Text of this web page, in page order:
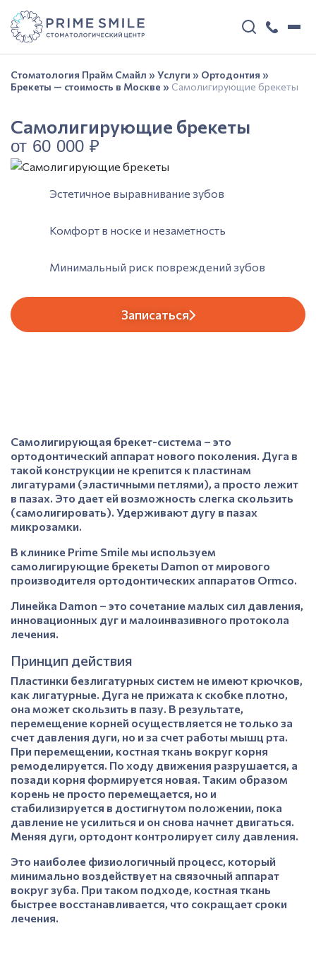
Стоматология Прайм Смайл »Услуги » Ортодонтия »
Брекеты — стоимость в Москве » Самолигирующие брекеты
Самолигирующие брекеты
от 60 000 ₽
Эстетичное выравнивание зубов
Комфорт в носке и незаметность
Минимальный риск повреждений зубов
Записаться
Самолигирующая брекет-система – это
ортодонтический аппарат нового поколения. Дуга в
такой конструкции не крепится к пластинам
лигатурами (эластичными петлями), а просто лежит
в пазах. Это дает ей возможность слегка скользить
(самолигировать). Удерживают дугу в пазах
микрозамки.
В клинике Prime Smile мы используем
самолигирующие брекеты Damon от мирового
производителя ортодонтических аппаратов Ormco.
Линейка Damon – это сочетание малых сил давления,
инновационных дуг и малоинвазивного протокола
лечения.
Принцип действия
Пластинки безлигатурных систем не имеют крючков,
как лигатурные. Дуга не прижата к скобке плотно,
она может скользить в пазу. В результате,
перемещение корней осуществляется не только за
счет давления дуги, но и за счет работы мышц рта.
При перемещении, костная ткань вокруг корня
ремоделируется. По ходу движения разрушается, а
позади корня формируется новая. Таким образом
корень не просто перемещается, но и
стабилизируется в достигнутом положении, пока
давление не усилиться и он снова начнет двигаться.
Меняя дуги, ортодонт контролирует силу давления.
Это наиболее физиологичный процесс, который
минимально воздействует на связочный аппарат
вокруг зуба. При таком подходе, костная ткань
быстрее восстанавливается, что сокращает сроки
лечения.